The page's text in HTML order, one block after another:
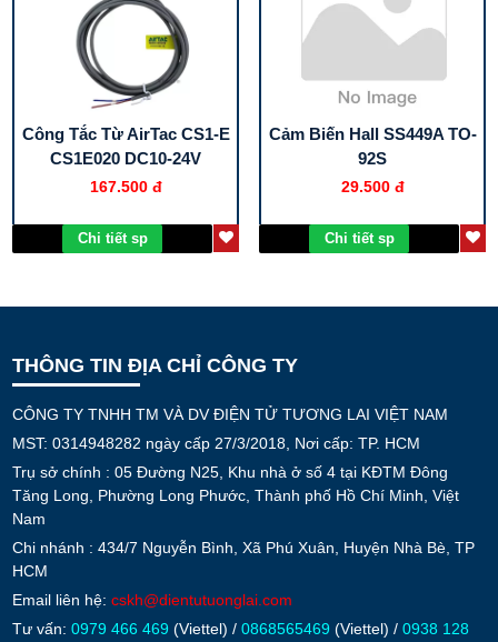
Công Tắc Từ AirTac CS1-E
CS1E020 DC10-24V
167.500 đ
Chi tiết sp
Cảm Biến Hall SS449A TO-
92S
29.500 đ
Chi tiết sp
THÔNG TIN ĐỊA CHỈ CÔNG TY
CÔNG TY TNHH TM VÀ DV ĐIỆN TỬ TƯƠNG LAI VIỆT NAM
MST: 0314948282 ngày cấp 27/3/2018, Nơi cấp: TP. HCM
Trụ sở chính : 05 Đường N25, Khu nhà ở số 4 tại KĐTM Đông
Tăng Long, Phường Long Phước, Thành phố Hồ Chí Minh, Việt
Nam
Chi nhánh : 434/7 Nguyễn Bình, Xã Phú Xuân, Huyện Nhà Bè, TP
HCM
Email liên hệ: cskh@dientutuonglai.com
Tư vấn: 0979 466 469 (Viettel) / 0868565469 (Viettel) / 0938 128